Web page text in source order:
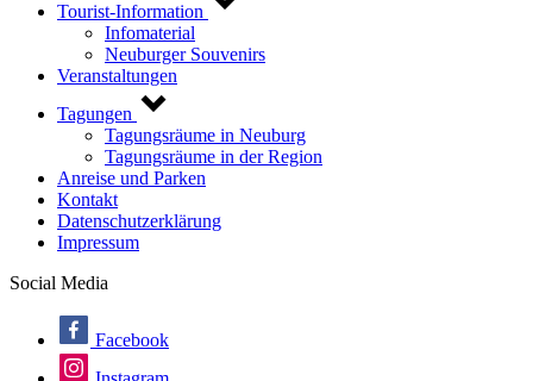
Tourist-Information
Infomaterial
Neuburger Souvenirs
Veranstaltungen
Tagungen
Tagungsräume in Neuburg
Tagungsräume in der Region
Anreise und Parken
Kontakt
Datenschutzerklärung
Impressum
Social Media
Facebook